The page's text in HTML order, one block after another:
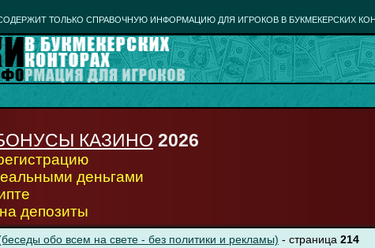
ТОЛЬКО СПРАВОЧНУЮ ИНФОРМАЦИЮ ДЛЯ ИГРОКОВ В БУКМЕКЕРСКИХ
КАЗИНО 2026
деньгами
депозиты
обо всем на свете - без политики и рекламы) - страница 214